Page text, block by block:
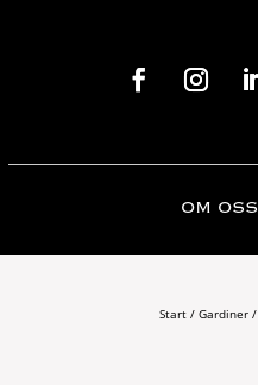
OM OSS
Start /Gardiner /